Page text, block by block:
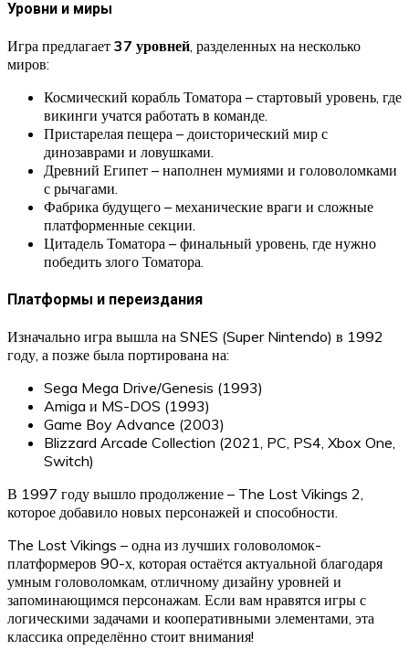
Уровни и миры
Игра предлагает 37 уровней, разделенных на несколько
миров:
Космический корабль Томатора – стартовый уровень, где
викинги учатся работать в команде.
Пристарелая пещера – доисторический мир с
динозаврами и ловушками.
Древний Египет – наполнен мумиями и головоломками
с рычагами.
Фабрика будущего – механические враги и сложные
платформенные секции.
Цитадель Томатора – финальный уровень, где нужно
победить злого Томатора.
Платформы и переиздания
Изначально игра вышла на SNES (Super Nintendo) в 1992
году, а позже была портирована на:
Sega Mega Drive/Genesis (1993)
Amiga и MS-DOS (1993)
Game Boy Advance (2003)
Blizzard Arcade Collection (2021, PC, PS4, Xbox One,
Switch)
В 1997 году вышло продолжение – The Lost Vikings 2,
которое добавило новых персонажей и способности.
The Lost Vikings – одна из лучших головоломок-
платформеров 90-х, которая остаётся актуальной благодаря
умным головоломкам, отличному дизайну уровней и
запоминающимся персонажам. Если вам нравятся игры с
логическими задачами и кооперативными элементами, эта
классика определённо стоит внимания!